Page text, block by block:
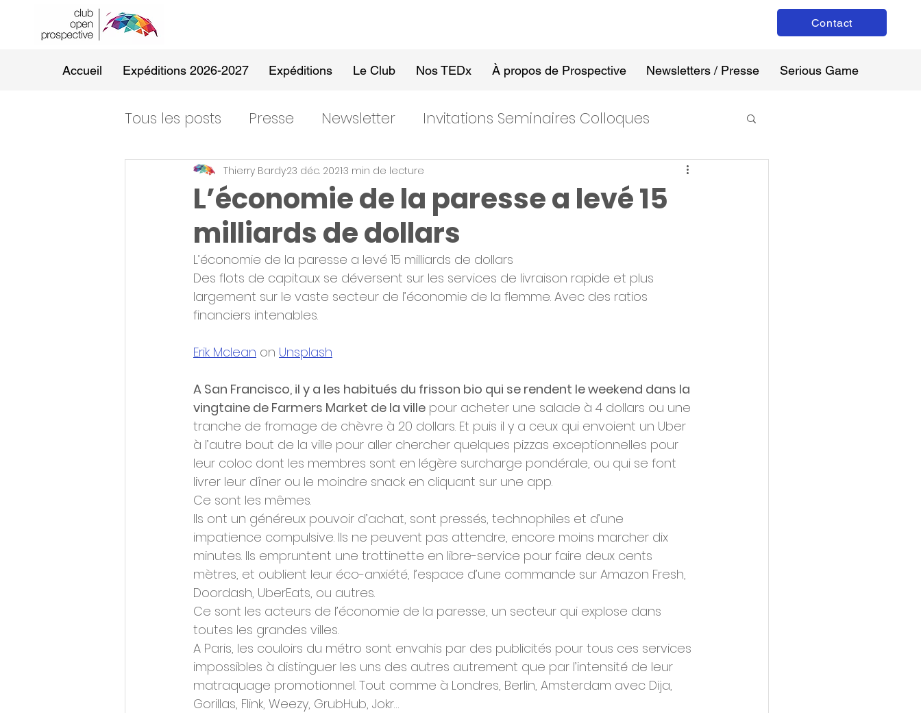
Contact
Accueil Expéditions 2026-2027 Expéditions Le Club Nos TEDx À propos de Prospective Newsletters / Presse Serious Game
Tous les posts Presse Newsletter Invitations Seminaires Colloques
L’économie de la paresse a levé 15
milliards de dollars
Thierry Bardy23 déc. 20213 min de lecture
L’économie de la paresse a levé 15 milliards de dollars
Des flots de capitaux se déversent sur les services de livraison rapide et plus
largement sur le vaste secteur de l’économie de la flemme. Avec des ratios
financiers intenables.
Erik Mclean on Unsplash
A San Francisco, il y a les habitués du frisson bio qui se rendent le weekend dans la
vingtaine de Farmers Market de la ville pour acheter une salade à 4 dollars ou une
tranche de fromage de chèvre à 20 dollars. Et puis il y a ceux qui envoient un Uber
à l’autre bout de la ville pour aller chercher quelques pizzas exceptionnelles pour
leur coloc dont les membres sont en légère surcharge pondérale, ou qui se font
livrer leur dîner ou le moindre snack en cliquant sur une app.
Ce sont les mêmes.
Ils ont un généreux pouvoir d’achat, sont pressés, technophiles et d’une
impatience compulsive. Ils ne peuvent pas attendre, encore moins marcher dix
minutes. Ils empruntent une trottinette en libre-service pour faire deux cents
mètres, et oublient leur éco-anxiété, l’espace d’une commande sur Amazon Fresh,
Doordash, UberEats, ou autres.
Ce sont les acteurs de l’économie de la paresse, un secteur qui explose dans
toutes les grandes villes.
A Paris, les couloirs du métro sont envahis par des publicités pour tous ces services
impossibles à distinguer les uns des autres autrement que par l’intensité de leur
matraquage promotionnel. Tout comme à Londres, Berlin, Amsterdam avec Dija,
Gorillas, Flink, Weezy, GrubHub, Jokr…